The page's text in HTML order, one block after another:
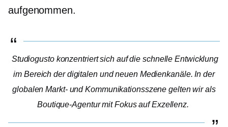
aufgenommen.
Studiogusto konzentriert sich auf die schnelle Entwicklung
im Bereich der digitalen und neuen Medienkanäle. In der
globalen Markt- und Kommunikationsszene gelten wir als
Boutique-Agentur mit Fokus auf Exzellenz.